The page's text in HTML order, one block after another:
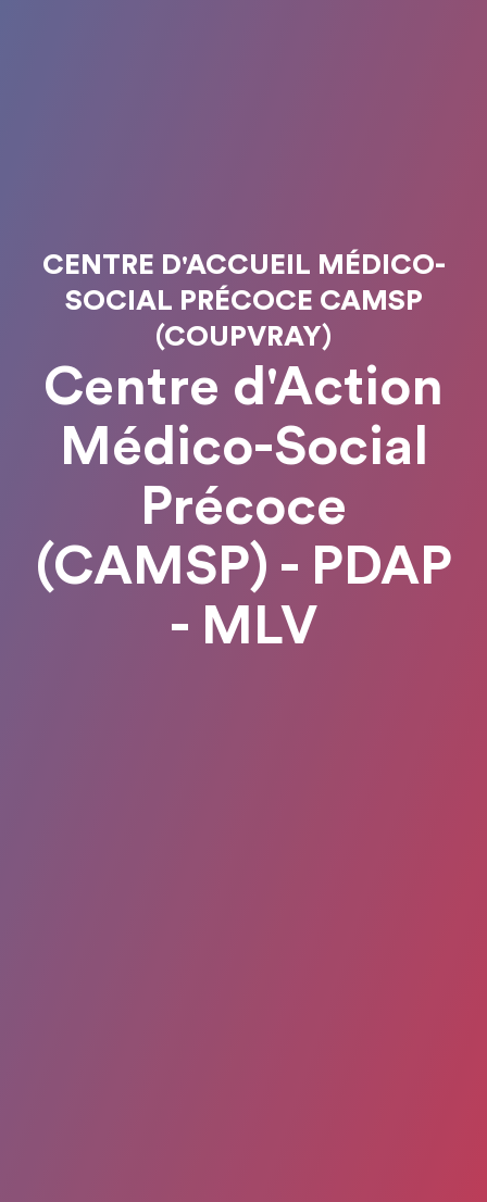
CENTRE D'ACCUEIL MÉDICO-
SOCIAL PRÉCOCE CAMSP
(COUPVRAY)
Centre d'Action
Médico-Social
Précoce
(CAMSP) - PDAP
- MLV